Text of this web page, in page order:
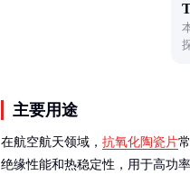
主要用途
在航空航天领域， 抗氧化陶瓷片
绝缘性能和热稳定性，用于高功